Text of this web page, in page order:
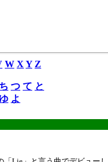
W X Y Z
ち つ て と
ゆ よ